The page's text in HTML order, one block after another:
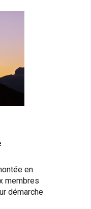
en
membres
démarche